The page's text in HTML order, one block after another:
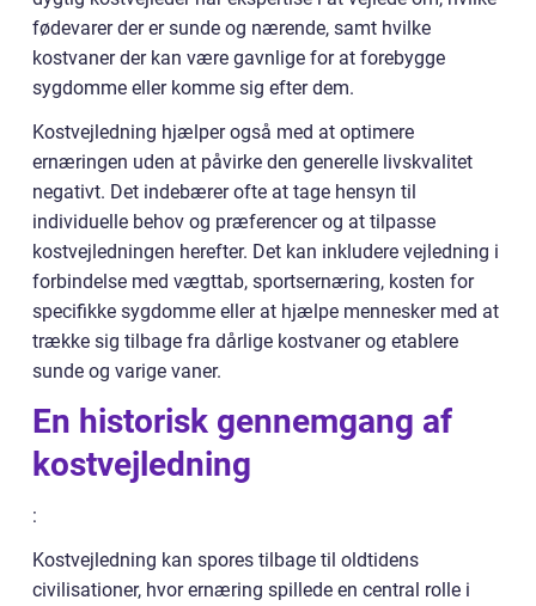
fødevarer der er sunde og nærende, samt hvilke
kostvaner der kan være gavnlige for at forebygge
sygdomme eller komme sig efter dem.
Kostvejledning hjælper også med at optimere
ernæringen uden at påvirke den generelle livskvalitet
negativt. Det indebærer ofte at tage hensyn til
individuelle behov og præferencer og at tilpasse
kostvejledningen herefter. Det kan inkludere vejledning i
forbindelse med vægttab, sportsernæring, kosten for
specifikke sygdomme eller at hjælpe mennesker med at
trække sig tilbage fra dårlige kostvaner og etablere
sunde og varige vaner.
En historisk gennemgang af
kostvejledning
:
Kostvejledning kan spores tilbage til oldtidens
civilisationer, hvor ernæring spillede en central rolle i